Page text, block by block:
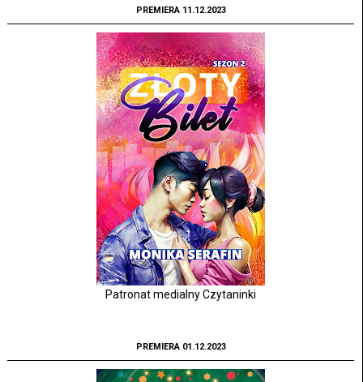
PREMIERA 11.12.2023
Patronat medialny Czytaninki
PREMIERA 01.12.2023